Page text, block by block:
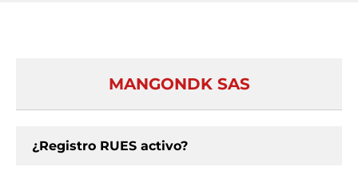
MANGONDK SAS
¿Registro RUES activo?